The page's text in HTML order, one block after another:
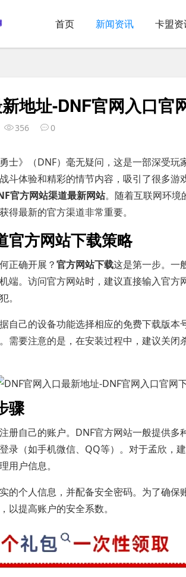
首页 新闻资讯 卡盟资
地址-DNF官网入口官
356 0
士》（DNF）毫无疑问，这是一部深受
斗体验和精彩的情节内容，吸引了很多
官方网站渠道最新网站。随着互联网环境
得最新的官方渠道非常重要。
官方网站下载策略
正确开展？官方网站下载这是第一步。一
端。访问官方网站时，建议直接输入官方
。
自己的设备功能选择相应的免费下载版本
需要注意的是，在安装过程中，建议关
骤
册自己的账户。DNF官方网站一般提供
录（如手机微信、QQ等）。对于孟欣，
用户信息。
的个人信息，并配备安全密码。为了确
以提高账户的安全系数。